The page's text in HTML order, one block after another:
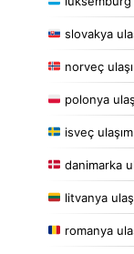
slovakya
norveç
polonya
isveç
danimarka
litvanya
romanya